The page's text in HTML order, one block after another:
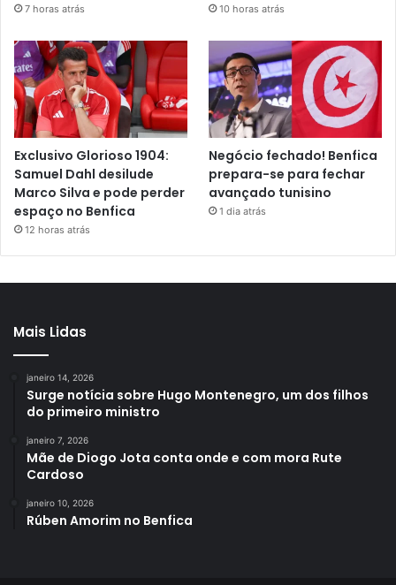
7 horas atrás 10 horas atrás
Exclusivo Glorioso 1904:
Samuel Dahl desilude
Marco Silva e pode perder
espaço no Benfica
12 horas atrás
Negócio fechado! Benfica
prepara-se para fechar
avançado tunisino
1 dia atrás
Mais Lidas
janeiro 14, 2026
Surge notícia sobre Hugo Montenegro, um dos filhos
do primeiro ministro
janeiro 7, 2026
Mãe de Diogo Jota conta onde e com mora Rute
Cardoso
janeiro 10, 2026
Rúben Amorim no Benfica